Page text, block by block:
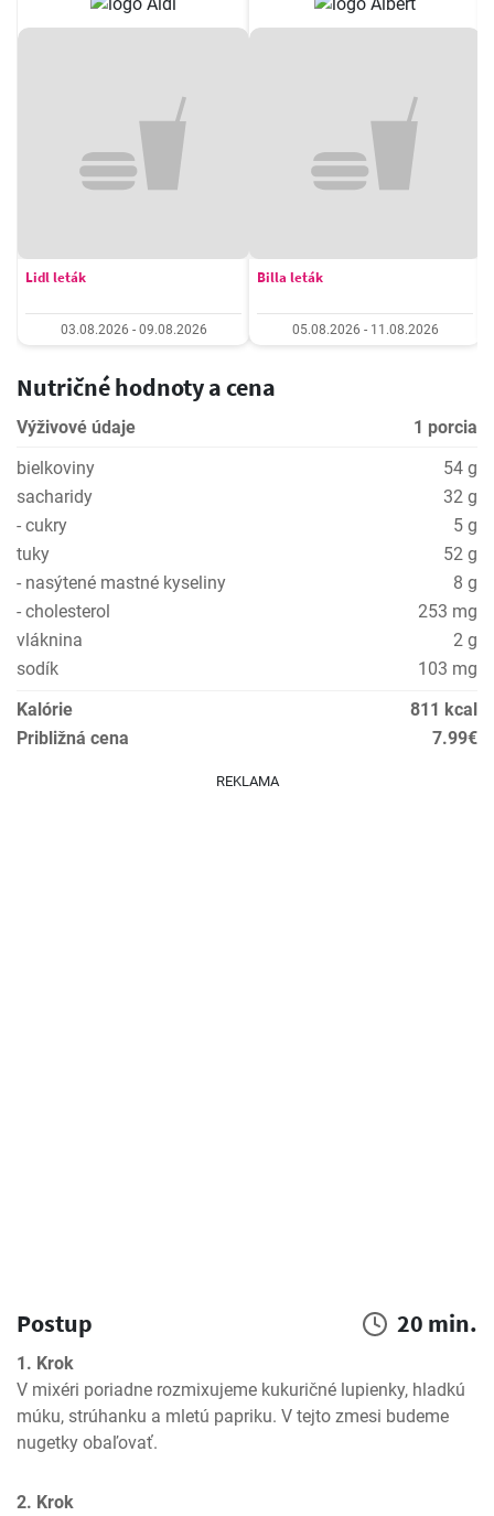
Lidl leták
03.08.2026 - 09.08.2026
Billa leták
05.08.2026 - 11.08.2026
Nutričné hodnoty a cena
Výživové údaje
1 porcia
bielkoviny
54 g
sacharidy
32 g
- cukry
5 g
tuky
52 g
- nasýtené mastné kyseliny
8 g
- cholesterol
253 mg
vláknina
2 g
sodík
103 mg
Kalórie
811 kcal
Približná cena
7.99€
REKLAMA
Postup 20 min.
1. Krok
V mixéri poriadne rozmixujeme kukuričné lupienky, hladkú
múku, strúhanku a mletú papriku. V tejto zmesi budeme
nugetky obaľovať.
2. Krok